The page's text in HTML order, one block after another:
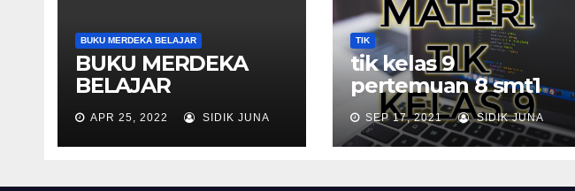
BUKU MERDEKA BELAJAR
BUKU MERDEKA
BELAJAR
APR 25, 2022 SIDIK JUNA
TIK
tik kelas 9
pertemuan 8 smt1
SEP 17, 2021 SIDIK JUNA